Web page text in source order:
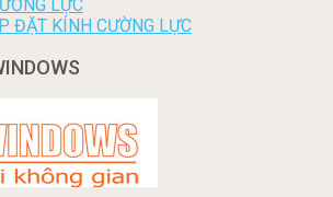
LỰC
ĐẶT KÍNH CƯỜNG LỰC